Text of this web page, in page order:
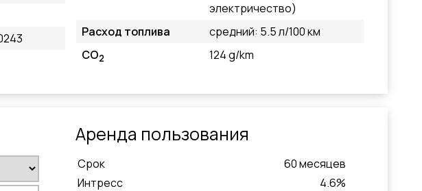
электричество)
Расход топлива
средний: 5.5 л/100 км
CO2 124 g/km
Aренда пользования
Cрок 60месяцeв
Интресс
4.6%